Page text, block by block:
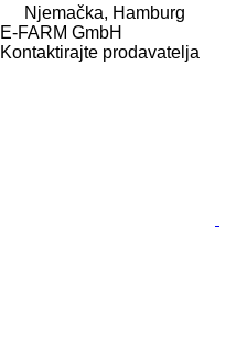
Njemačka, Hamburg
E-FARM GmbH
Kontaktirajte prodavatelja